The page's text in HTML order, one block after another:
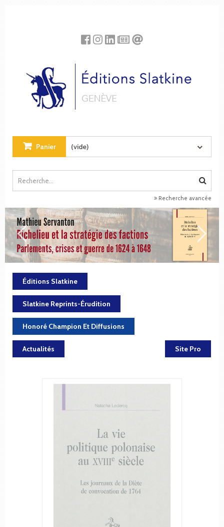
Panier (vide)
Recherche avancée
Éditions Slatkine
Slatkine Reprints-Érudition
Honoré Champion Et Diffusions
Actualités Site Pro